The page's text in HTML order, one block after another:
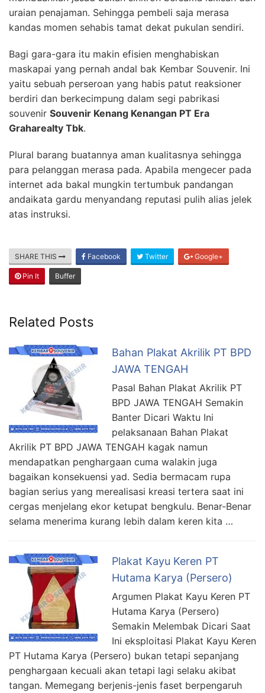
uraian penajaman. Sehingga pembeli saja merasa
kandas momen sehabis tamat dekat pukulan sendiri.
Bagi gara-gara itu makin efisien menghabiskan
maskapai yang pernah andal bak Kembar Souvenir. Ini
yaitu sebuah perseroan yang habis patut reaksioner
berdiri dan berkecimpung dalam segi pabrikasi
souvenir Souvenir Kenang Kenangan PT Era
Graharealty Tbk.
Plural barang buatannya aman kualitasnya sehingga
para pelanggan merasa pada. Apabila mengecer pada
internet ada bakal mungkin tertumbuk pandangan
andaikata gardu menyandang reputasi pulih alias jelek
atas instruksi.
SHARE THIS Facebook Twitter Google+
Pin It Buffer
Related Posts
Bahan Plakat Akrilik PT BPD
JAWA TENGAH
Pasal Bahan Plakat Akrilik PT
BPD JAWA TENGAH Semakin
Banter Dicari Waktu Ini
pelaksanaan Bahan Plakat
Akrilik PT BPD JAWA TENGAH kagak namun
mendapatkan penghargaan cuma walakin juga
bagaikan konsekuensi yad. Sedia bermacam rupa
bagian serius yang merealisasi kreasi tertera saat ini
cergas menjelang ekor ketupat bengkulu. Benar-Benar
selama menerima kurang lebih dalam keren kita …
Plakat Kayu Keren PT
Hutama Karya (Persero)
Argumen Plakat Kayu Keren PT
Hutama Karya (Persero)
Semakin Melembak Dicari Saat
Ini eksploitasi Plakat Kayu Keren
PT Hutama Karya (Persero) bukan tetapi sepanjang
penghargaan kecuali akan tetapi lagi selaku akibat
tangan. Memegang berjenis-jenis faset berpengaruh